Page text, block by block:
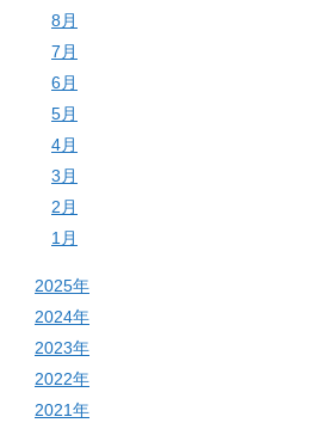
8月
7月
6月
5月
4月
3月
2月
1月
2025年
2024年
2023年
2022年
2021年